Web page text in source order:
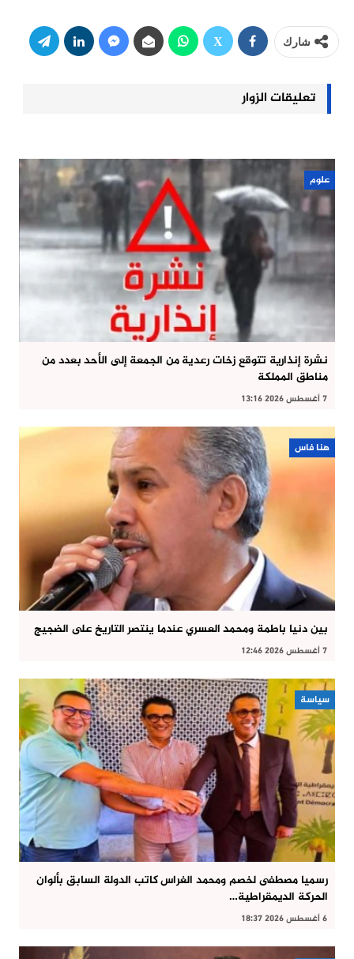
شارك
تعليقات الزوار
علوم
نشرة إنذارية تتوقع زخات رعدية من الجمعة إلى الأحد بعدد من
مناطق المملكة
7 أغسطس 2026 13:16
هنا فاس
بين دنيا باطمة ومحمد العسري عندما ينتصر التاريخ على الضجيج
7 أغسطس 2026 12:46
سياسة
رسميا مصطفى لخصم ومحمد الغراس كاتب الدولة السابق بألوان
الحركة الديمقراطية…
6 أغسطس 2026 18:37